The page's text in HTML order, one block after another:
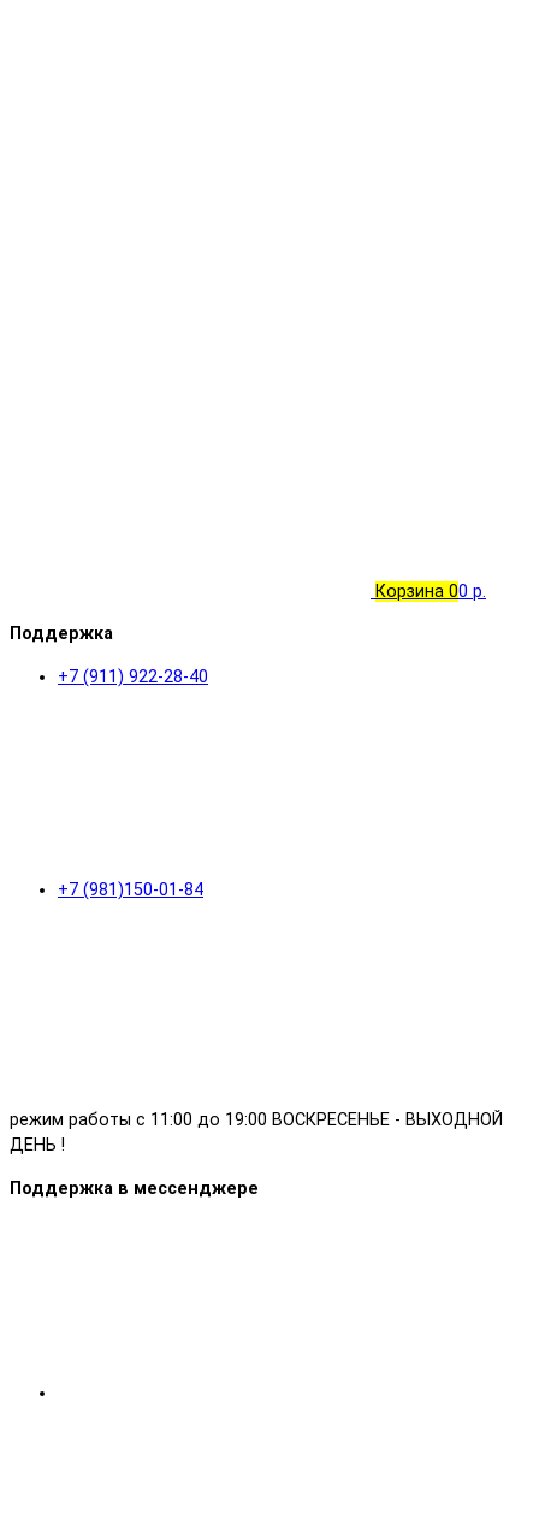
Корзина 00 р.
Поддержка
+7 (911) 922-28-40
+7 (981)150-01-84
режим работы с 11:00 до 19:00 ВОСКРЕСЕНЬЕ - ВЫХОДНОЙ
ДЕНЬ !
Поддержка в мессенджере